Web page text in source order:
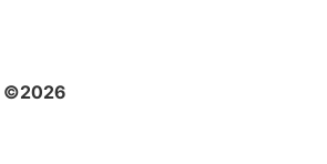
©2026